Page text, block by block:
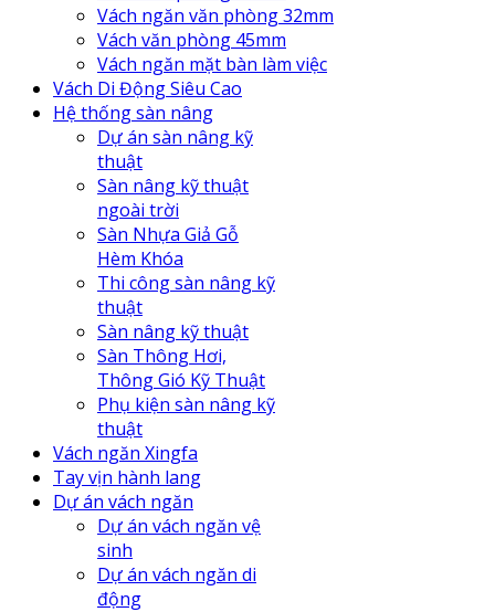
Vách ngăn văn phòng 32mm
Vách văn phòng 45mm
Vách ngăn mặt bàn làm việc
Vách Di Động Siêu Cao
Hệ thống sàn nâng
Dự án sàn nâng kỹ
thuật
Sàn nâng kỹ thuật
ngoài trời
Sàn Nhựa Giả Gỗ
Hèm Khóa
Thi công sàn nâng kỹ
thuật
Sàn nâng kỹ thuật
Sàn Thông Hơi,
Thông Gió Kỹ Thuật
Phụ kiện sàn nâng kỹ
thuật
Vách ngăn Xingfa
Tay vịn hành lang
Dự án vách ngăn
Dự án vách ngăn vệ
sinh
Dự án vách ngăn di
động